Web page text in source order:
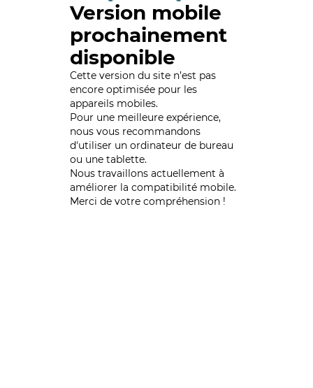
Version mobile
prochainement
disponible
Cette version du site n’est pas
encore optimisée pour les
appareils mobiles.
Pour une meilleure expérience,
nous vous recommandons
d'utiliser un ordinateur de bureau
ou une tablette.
Nous travaillons actuellement à
améliorer la compatibilité mobile.
Merci de votre compréhension !